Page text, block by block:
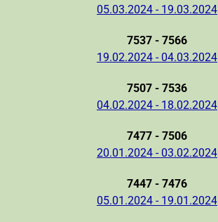
05.03.2024 - 19.03.2024
7537 - 7566
19.02.2024 - 04.03.2024
7507 - 7536
04.02.2024 - 18.02.2024
7477 - 7506
20.01.2024 - 03.02.2024
7447 - 7476
05.01.2024 - 19.01.2024